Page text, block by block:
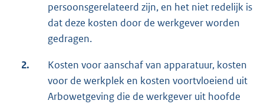
persoonsgerelateerd zijn, en het niet redelijk is
dat deze kosten door de werkgever worden
gedragen.
2.
Kosten voor aanschaf van apparatuur, kosten
voor de werkplek en kosten voortvloeiend uit
Arbowetgeving die de werkgever uit hoofde